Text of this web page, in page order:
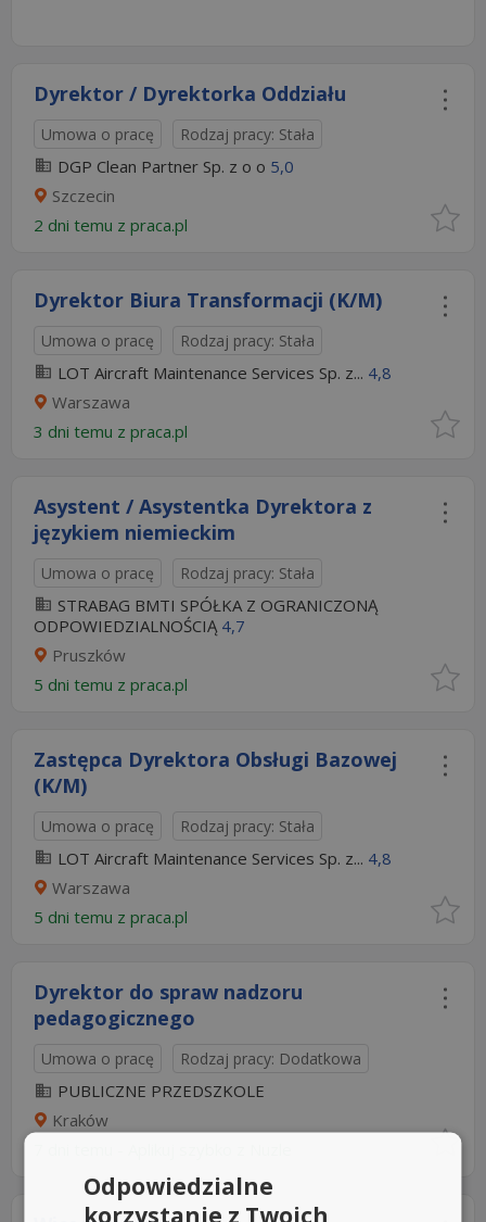
Dyrektor / Dyrektorka Oddziału
Umowa o pracę Rodzaj pracy: Stała
DGP Clean Partner Sp. z o o 5,0
Szczecin
2 dni temu z praca.pl
Dyrektor Biura Transformacji (K/M)
Umowa o pracę Rodzaj pracy: Stała
LOT Aircraft Maintenance Services Sp. z... 4,8
Warszawa
3 dni temu z praca.pl
Asystent / Asystentka Dyrektora z
językiem niemieckim
Umowa o pracę Rodzaj pracy: Stała
STRABAG BMTI SPÓŁKA Z OGRANICZONĄ
ODPOWIEDZIALNOŚCIĄ 4,7
Pruszków
5 dni temu z praca.pl
Zastępca Dyrektora Obsługi Bazowej
(K/M)
Umowa o pracę Rodzaj pracy: Stała
LOT Aircraft Maintenance Services Sp. z... 4,8
Warszawa
5 dni temu z praca.pl
Dyrektor do spraw nadzoru
pedagogicznego
Umowa o pracę Rodzaj pracy: Dodatkowa
PUBLICZNE PRZEDSZKOLE
Kraków
Odpowiedzialne
korzystanie z Twoich